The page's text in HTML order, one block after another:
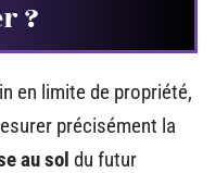
?
en limite de propriété,
précisément la
au sol du futur